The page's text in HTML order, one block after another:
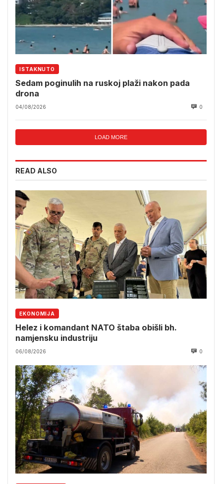
ISTAKNUTO
Sedam poginulih na ruskoj plaži nakon pada
drona
04/08/2026 0
LOAD MORE
READ ALSO
EKONOMIJA
Helez i komandant NATO štaba obišli bh.
namjensku industriju
06/08/2026 0